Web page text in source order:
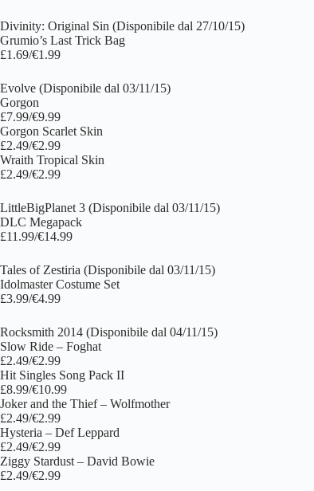
Divinity: Original Sin (Disponibile dal 27/10/15)
Grumio’s Last Trick Bag
£1.69/€1.99
Evolve (Disponibile dal 03/11/15)
Gorgon
£7.99/€9.99
Gorgon Scarlet Skin
£2.49/€2.99
Wraith Tropical Skin
£2.49/€2.99
LittleBigPlanet 3 (Disponibile dal 03/11/15)
DLC Megapack
£11.99/€14.99
Tales of Zestiria (Disponibile dal 03/11/15)
Idolmaster Costume Set
£3.99/€4.99
Rocksmith 2014 (Disponibile dal 04/11/15)
Slow Ride – Foghat
£2.49/€2.99
Hit Singles Song Pack II
£8.99/€10.99
Joker and the Thief – Wolfmother
£2.49/€2.99
Hysteria – Def Leppard
£2.49/€2.99
Ziggy Stardust – David Bowie
£2.49/€2.99